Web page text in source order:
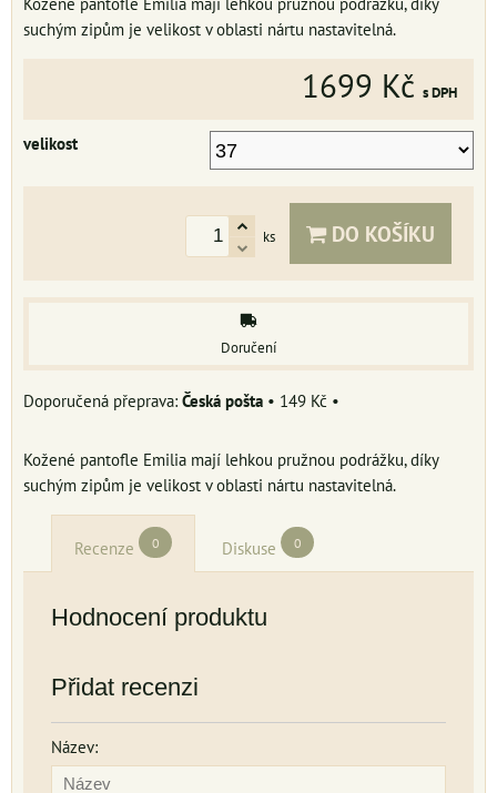
suchým zipům je velikost v oblasti nártu nastavitelná.
1699 Kč s DPH
velikost
ks DO KOŠÍKU
Doručení
Česká pošta • 149 Kč •
Kožené pantofle Emilia mají lehkou pružnou podrážku, díky
suchým zipům je velikost v oblasti nártu nastavitelná.
Recenze 0 Diskuse 0
Hodnocení produktu
Přidat recenzi
Název: